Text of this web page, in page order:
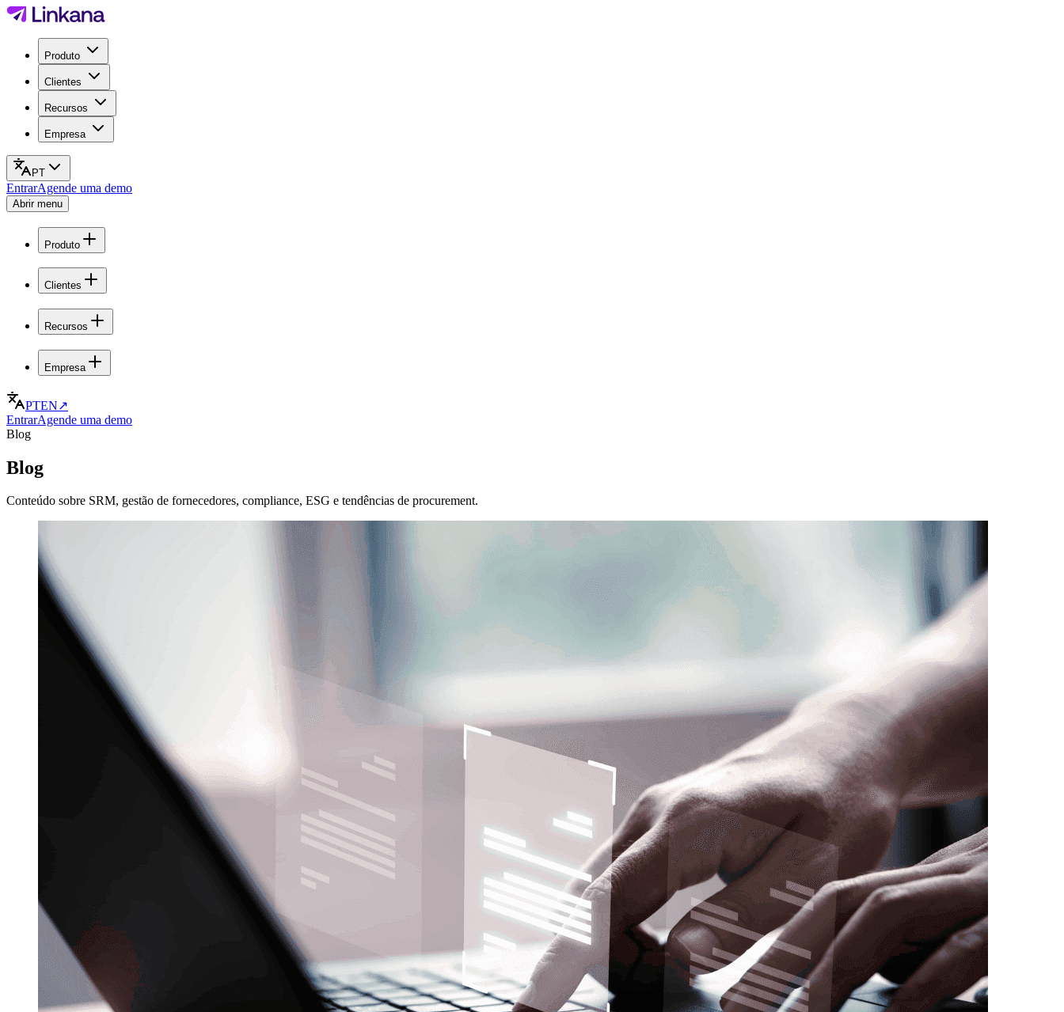
Produto
Clientes
Recursos
Empresa
PT
EntrarAgende uma demo
Abrir menu
Produto
Clientes
Recursos
Empresa
PTEN↗
EntrarAgende uma demo
Blog
Blog
Conteúdo sobre SRM, gestão de fornecedores, compliance, ESG e tendências de procurement.